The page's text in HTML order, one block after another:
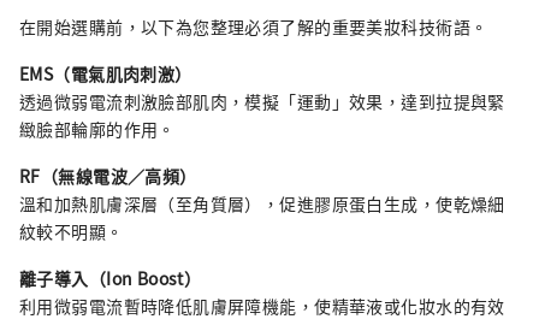
在開始選購前，以下為您整理必須了解的重要美妝科技術語。
EMS（電氣肌肉刺激）
透過微弱電流刺激臉部肌肉，模擬「運動」效果，達到拉提與緊
緻臉部輪廓的作用。
RF（無線電波／高頻）
溫和加熱肌膚深層（至角質層），促進膠原蛋白生成，使乾燥細
紋較不明顯。
離子導入（Ion Boost）
利用微弱電流暫時降低肌膚屏障機能，使精華液或化妝水的有效